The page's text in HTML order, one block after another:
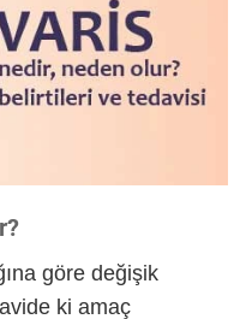
göre değişik
ki amaç